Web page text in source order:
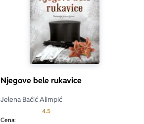
Njegove bele rukavice
Jelena Bačić Alimpić
4.5Prosecna ocena je 4.5 od 5
Cena: